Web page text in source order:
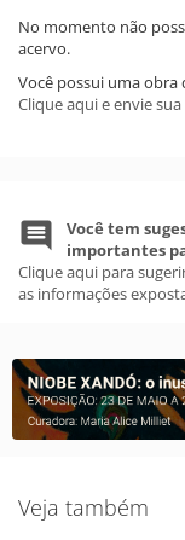
No momento não
acervo.
Você possui uma obra
Clique aqui e envie
Você tem
importantes
Clique aqui para
as informações
Veja também